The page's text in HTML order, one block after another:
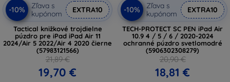
-10%
Zľava s
kupónom
EXTRA10
Tactical knižkové trojdielne
púzdro pre iPad iPad Air 11
2024/Air 5 2022/Air 4 2020 čierne
(57983121566)
21,89 €
19,70 €
-10%
Zľava s
kupónom
EXTRA10
TECH-PROTECT SC PEN iPad Air
10.9 4 / 5 / 6 / 2020-2024
ochranné púzdro svetlomodré
(5906302308279)
20,90 €
18,81 €